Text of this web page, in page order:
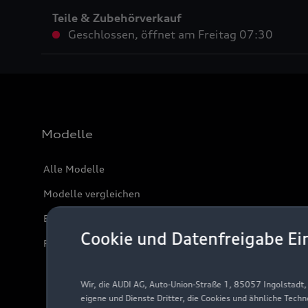
Cookie und Datenfreigabe
Wir, die AUDI AG, Auto-Union-Straße 1, 85057
eigene und Dienste Dritter, die Cookies und ähnliche
Teile & Zubehörverkauf
Geschlossen, öffnet am Freitag 07:30
Modelle
Alle Modelle
Modelle vergleichen
Elektromodelle
Plug-in-Hybride